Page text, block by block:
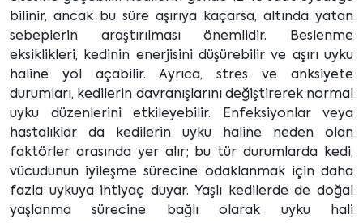
bilinir, ancak bu süre aşırıya kaçarsa, altında yatan
sebeplerin araştırılması önemlidir. Beslenme
eksiklikleri, kedinin enerjisini düşürebilir ve aşırı uyku
haline yol açabilir. Ayrıca, stres ve anksiyete
durumları, kedilerin davranışlarını değiştirerek normal
uyku düzenlerini etkileyebilir. Enfeksiyonlar veya
hastalıklar da kedilerin uyku haline neden olan
faktörler arasında yer alır; bu tür durumlarda kedi,
vücudunun iyileşme sürecine odaklanmak için daha
fazla uykuya ihtiyaç duyar. Yaşlı kedilerde de doğal
yaşlanma sürecine bağlı olarak uyku hali